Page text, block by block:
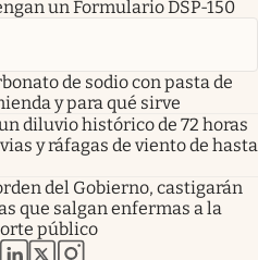
un Formulario DSP-150
de sodio con pasta de
y para qué sirve
diluvio histórico de 72 horas
y ráfagas de viento de hasta
del Gobierno, castigarán
que salgan enfermas a la
público
en nueva pestaña
abre en nueva pestaña
abre en nueva pestaña
abre en nueva pestaña
abre en nueva pestaña